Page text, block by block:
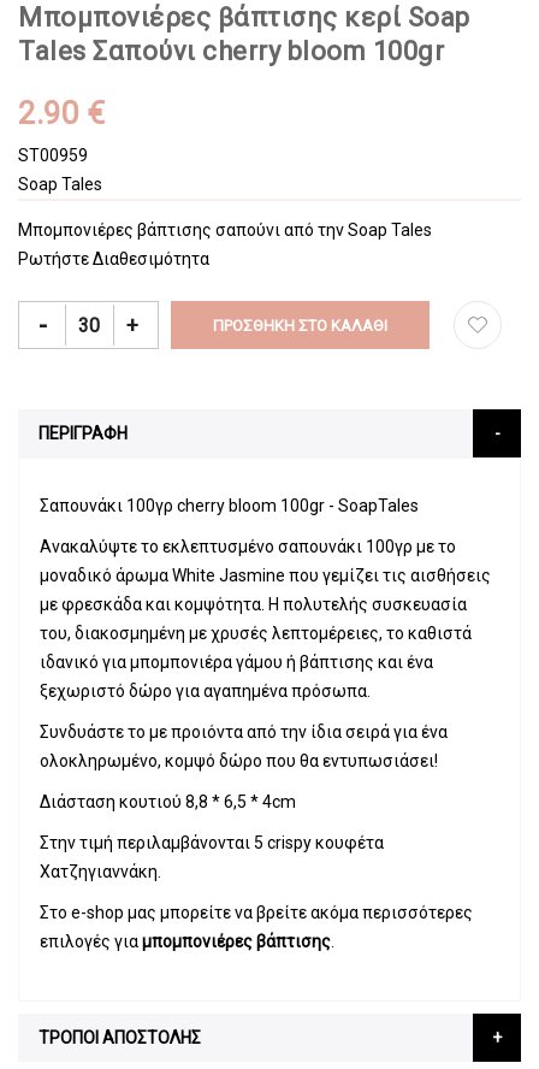
Μπομπονιέρες βάπτισης κερί Soap
Tales Σαπούνι cherry bloom 100gr
2.90 €
ST00959
Soap Tales
Μπομπονιέρες βάπτισης σαπούνι από την Soap Tales
Ρωτήστε Διαθεσιμότητα
- + ΠΡΟΣΘΉΚΗ ΣΤΟ ΚΑΛΆΘΙ
ΠΕΡΙΓΡΑΦΗ
Σαπουνάκι 100γρ cherry bloom 100gr - SoapTales
Ανακαλύψτε το εκλεπτυσμένο σαπουνάκι 100γρ με το
μοναδικό άρωμα White Jasmine που γεμίζει τις αισθήσεις
με φρεσκάδα και κομψότητα. Η πολυτελής συσκευασία
του, διακοσμημένη με χρυσές λεπτομέρειες, το καθιστά
ιδανικό για μπομπονιέρα γάμου ή βάπτισης και ένα
ξεχωριστό δώρο για αγαπημένα πρόσωπα.
Συνδυάστε το με προιόντα από την ίδια σειρά για ένα
ολοκληρωμένο, κομψό δώρο που θα εντυπωσιάσει!
Διάσταση κουτιού 8,8 * 6,5 * 4cm
Στην τιμή περιλαμβάνονται 5 crispy κουφέτα
Χατζηγιαννάκη.
Στο e-shop μας μπορείτε να βρείτε ακόμα περισσότερες
επιλογές γιαμπομπονιέρες βάπτισης
ΤΡΟΠΟΙ ΑΠΟΣΤΟΛΗΣ